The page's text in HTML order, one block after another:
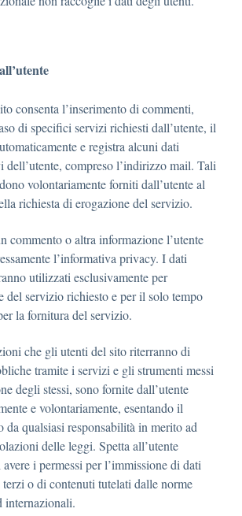
consenta l’inserimento di commenti,
di specifici servizi richiesti dall’utente, il
e registra alcuni dati
compreso l’indirizzo mail. Tali
volontariamente forniti dall’utente al
richiesta di erogazione del servizio.
commento o altra informazione l’utente
l’informativa privacy. I dati
utilizzati esclusivamente per
del servizio richiesto e per il solo tempo
la fornitura del servizio.
che gli utenti del sito riterranno di
tramite i servizi e gli strumenti messi
degli stessi, sono fornite dall’utente
e volontariamente, esentando il
da qualsiasi responsabilità in merito ad
delle leggi. Spetta all’utente
i permessi per l’immissione di dati
o di contenuti tutelati dalle norme
internazionali.